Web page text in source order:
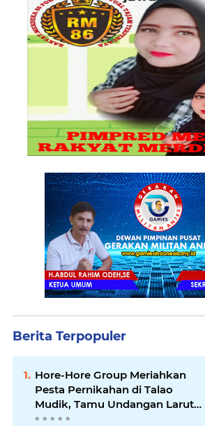
Berita Terpopuler
Hore-Hore Group Meriahkan
Pesta Pernikahan di Talao
Mudik, Tamu Undangan Larut
dalam Suasana Penuh